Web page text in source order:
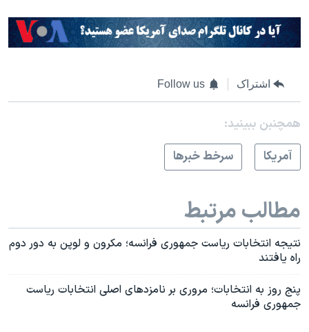
اشتراک Follow us
همچنبن ببینید:
آمريکا
سرخط خبرها
مطالب مرتبط
نتیجه انتخابات ریاست جمهوری فرانسه؛ مکرون و لوپن به دور دوم
راه یافتند
پنج روز به انتخابات؛ مروری بر نامزدهای اصلی انتخابات ریاست
جمهوری فرانسه